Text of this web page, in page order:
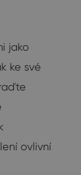
jako
ke své
ovlivní